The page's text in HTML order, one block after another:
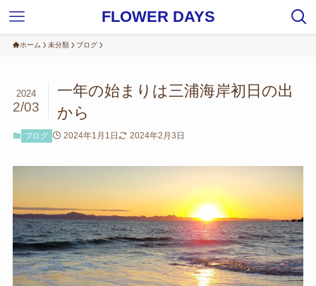
FLOWER DAYS
ホーム 未分類 ブログ
一年の始まりは三浦海岸初日の出
から
2024
2/03
ブログ 2024年1月1日 2024年2月3日